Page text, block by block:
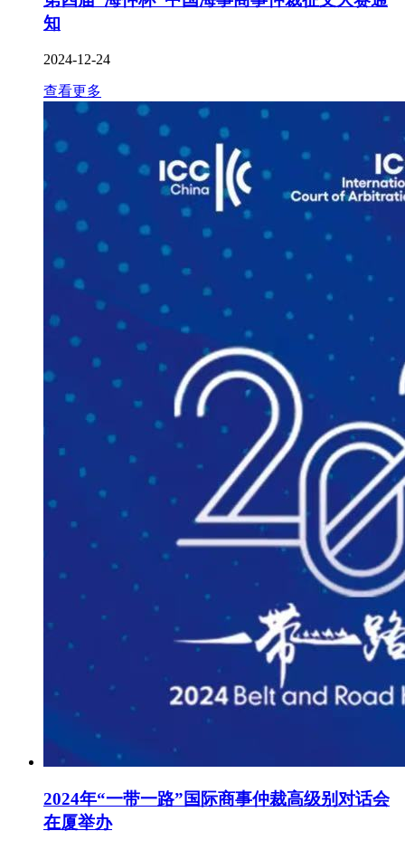
知
2024-12-24
查看更多
2024年“一带一路”国际商事仲裁高级别对话会
在厦举办